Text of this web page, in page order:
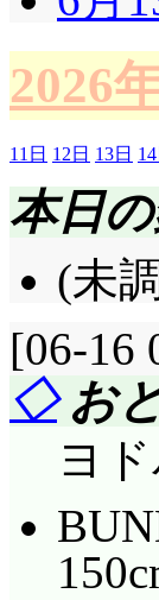
2026
11日 12日 13日 14
本日
(未
[06-16
◇お
ヨ